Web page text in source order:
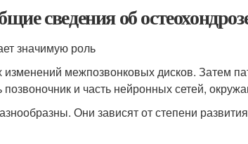
сведения об
значимую роль
межпозвонковых дисков. Затем
и часть нейронных сетей,
Они зависят от степени